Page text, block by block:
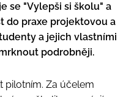
se "Vylepši si školu" a
do praxe projektovou a
a jejich vlastními
podrobněji.
pilotním. Za účelem